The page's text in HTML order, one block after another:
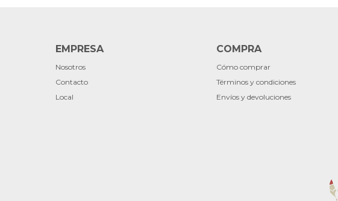
EMPRESA
Nosotros
Contacto
Local
COMPRA
Cómo comprar
Términos y condiciones
Envíos y devoluciones